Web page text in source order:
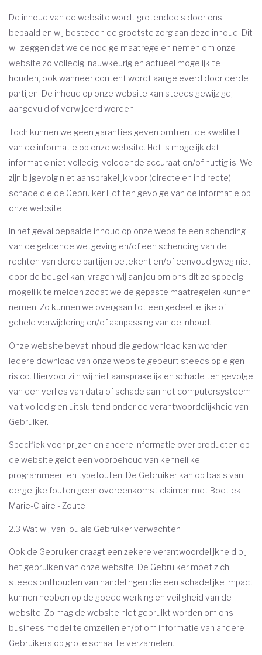
De inhoud van de website wordt grotendeels door ons
bepaald en wij besteden de grootste zorg aan deze inhoud. Dit
wil zeggen dat we de nodige maatregelen nemen om onze
website zo volledig, nauwkeurig en actueel mogelijk te
houden, ook wanneer content wordt aangeleverd door derde
partijen. De inhoud op onze website kan steeds gewijzigd,
aangevuld of verwijderd worden.
Toch kunnen we geen garanties geven omtrent de kwaliteit
van de informatie op onze website. Het is mogelijk dat
informatie niet volledig, voldoende accuraat en/of nuttig is. We
zijn bijgevolg niet aansprakelijk voor (directe en indirecte)
schade die de Gebruiker lijdt ten gevolge van de informatie op
onze website.
In het geval bepaalde inhoud op onze website een schending
van de geldende wetgeving en/of een schending van de
rechten van derde partijen betekent en/of eenvoudigweg niet
door de beugel kan, vragen wij aan jou om ons dit zo spoedig
mogelijk te melden zodat we de gepaste maatregelen kunnen
nemen. Zo kunnen we overgaan tot een gedeeltelijke of
gehele verwijdering en/of aanpassing van de inhoud.
Onze website bevat inhoud die gedownload kan worden.
Iedere download van onze website gebeurt steeds op eigen
risico. Hiervoor zijn wij niet aansprakelijk en schade ten gevolge
van een verlies van data of schade aan het computersysteem
valt volledig en uitsluitend onder de verantwoordelijkheid van
Gebruiker.
Specifiek voor prijzen en andere informatie over producten op
de website geldt een voorbehoud van kennelijke
programmeer- en typefouten. De Gebruiker kan op basis van
dergelijke fouten geen overeenkomst claimen met Boetiek
Marie-Claire - Zoute .
2.3 Wat wij van jou als Gebruiker verwachten
Ook de Gebruiker draagt een zekere verantwoordelijkheid bij
het gebruiken van onze website. De Gebruiker moet zich
steeds onthouden van handelingen die een schadelijke impact
kunnen hebben op de goede werking en veiligheid van de
website. Zo mag de website niet gebruikt worden om ons
business model te omzeilen en/of om informatie van andere
Gebruikers op grote schaal te verzamelen.